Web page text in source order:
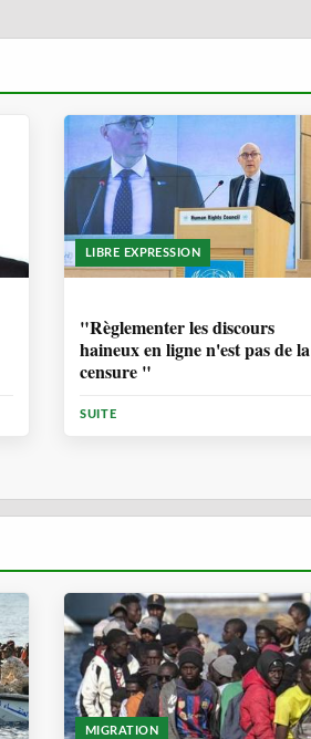
LIBRE EXPRESSION
"Règlementer les discours
haineux en ligne n'est pas de la
censure "
SUITE
MIGRATION